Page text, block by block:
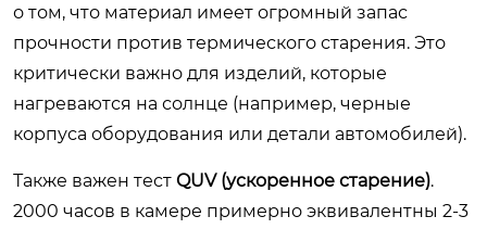
о том, что материал имеет огромный запас
прочности против термического старения. Это
критически важно для изделий, которые
нагреваются на солнце (например, черные
корпуса оборудования или детали автомобилей).
Также важен тест QUV (ускоренное старение).
2000 часов в камере примерно эквивалентны 2-3